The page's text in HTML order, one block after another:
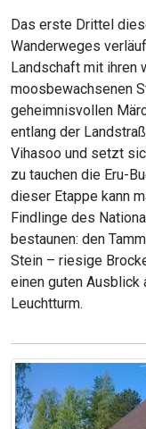
Das erste Drittel
Wanderweges
Landschaft mit ihren
moosbewachsenen
geheimnisvollen
entlang der
Vihasoo und setzt
zu tauchen die Eru-
dieser Etappe kann
Findlinge des
bestaunen: den
Stein – riesige
einen guten Ausblick
Leuchtturm.